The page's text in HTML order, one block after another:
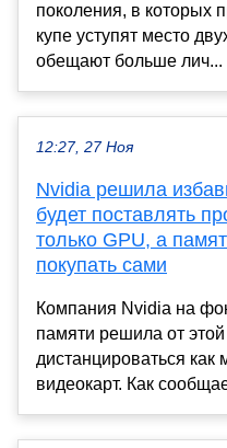
поколения, в которых
купе уступят место
обещают больше лич...
12:27, 27 Ноя
Nvidia решила
будет поставлять
только GPU, а
покупать сами
Компания Nvidia на
памяти решила от
дистанцироваться
видеокарт. Как